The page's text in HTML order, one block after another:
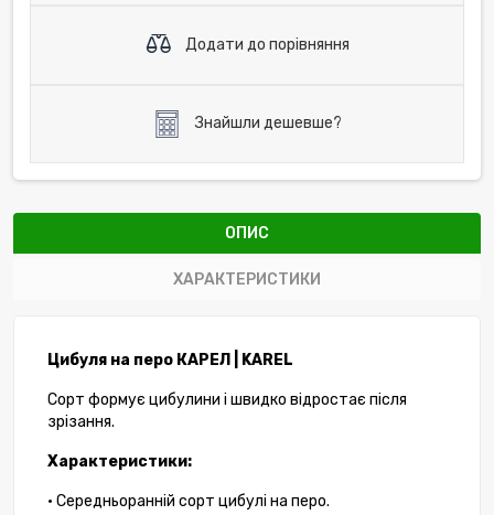
Додати до порівняння
Знайшли дешевше?
ОПИС
ХАРАКТЕРИСТИКИ
Цибуля на перо КАРЕЛ | KAREL
Сорт формує цибулини і швидко відростає після
зрізання.
Характеристики:
• Середньоранній сорт цибулі на перо.